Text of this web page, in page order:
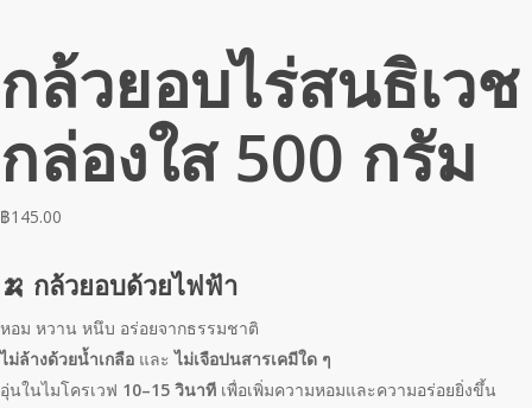
กล้วยอบไร่สนธิเวช
กล่องใส 500 กรัม
฿145.00
🍌 กล้วยอบด้วยไฟฟ้า
หอม หวาน หนึบ อร่อยจากธรรมชาติ
ไม่ล้างด้วยน้ำเกลือ และไม่เจือปนสารเคมีใด ๆ
อุ่นในไมโครเวฟ 10–15 วินาที เพื่อเพิ่มความหอมและความอร่อยยิ่งขึ้น